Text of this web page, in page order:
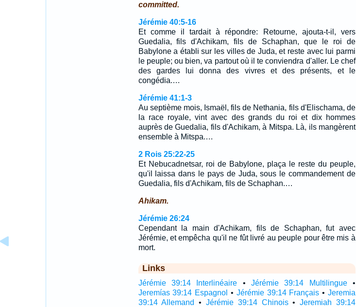
committed.
Jérémie 40:5-16
Et comme il tardait à répondre: Retourne, ajouta-t-il, vers
Guedalia, fils d'Achikam, fils de Schaphan, que le roi de
Babylone a établi sur les villes de Juda, et reste avec lui parmi
le peuple; ou bien, va partout où il te conviendra d'aller. Le chef
des gardes lui donna des vivres et des présents, et le
congédia.…
Jérémie 41:1-3
Au septième mois, Ismaël, fils de Nethania, fils d'Elischama, de
la race royale, vint avec des grands du roi et dix hommes
auprès de Guedalia, fils d'Achikam, à Mitspa. Là, ils mangèrent
ensemble à Mitspa.…
2 Rois 25:22-25
Et Nebucadnetsar, roi de Babylone, plaça le reste du peuple,
qu'il laissa dans le pays de Juda, sous le commandement de
Guedalia, fils d'Achikam, fils de Schaphan.…
Ahikam.
Jérémie 26:24
Cependant la main d'Achikam, fils de Schaphan, fut avec
Jérémie, et empêcha qu'il ne fût livré au peuple pour être mis à
mort.
Links
Jérémie 39:14 Interlinéaire • Jérémie 39:14 Multilingue•
Jeremías 39:14 Espagnol • Jérémie 39:14 Français • Jeremia
39:14 Allemand
• Jérémie 39:14 Chinois•Jeremiah 39:14